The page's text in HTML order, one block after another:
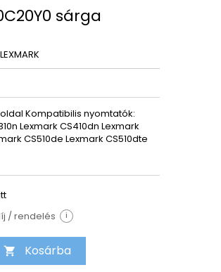
sárga
LEXMARK
Kompatibilis nyomtatók:
Lexmark CS410dn Lexmark
CS510de Lexmark CS510dte
/ rendelés i
 Kosárba